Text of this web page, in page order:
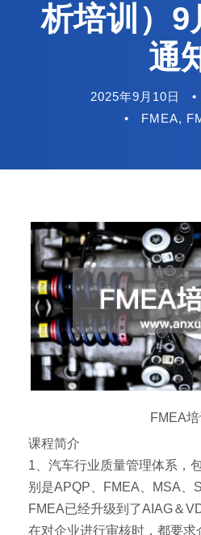
析培训）9
通
2025年9月10日 •
•
FMEA,
FMEA培
课程简介
1、汽车行业质量管理体系，
别是APQP、FMEA、MSA、
FMEA已经升级到了AIAG＆
在对企业进行审核时，都要求